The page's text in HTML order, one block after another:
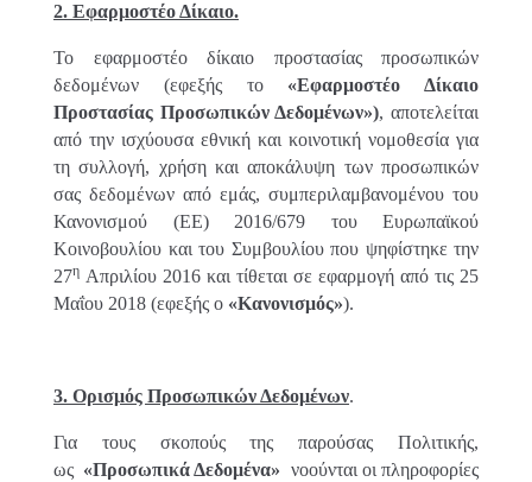
2. Εφαρμοστέο Δίκαιο.
Το εφαρμοστέο δίκαιο προστασίας προσωπικών
δεδομένων (εφεξής το «Εφαρμοστέο Δίκαιο
Προστασίας Προσωπικών Δεδομένων»), αποτελείται
από την ισχύουσα εθνική και κοινοτική νομοθεσία για
τη συλλογή, χρήση και αποκάλυψη των προσωπικών
σας δεδομένων από εμάς, συμπεριλαμβανομένου του
Κανονισμού (ΕΕ) 2016/679 του Ευρωπαϊκού
Κοινοβουλίου και του Συμβουλίου που ψηφίστηκε την
27η Απριλίου 2016 και τίθεται σε εφαρμογή από τις 25
Μαΐου 2018 (εφεξής ο «Κανονισμός»).
3. Ορισμός Προσωπικών Δεδομένων.
Για τους σκοπούς της παρούσας Πολιτικής,
ως «Προσωπικά Δεδομένα» νοούνται οι πληροφορίες